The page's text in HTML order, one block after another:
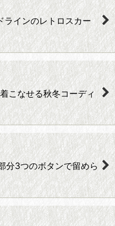
インのレトロスカー
こなせる秋冬コーディ
分3つのボタンで留めら